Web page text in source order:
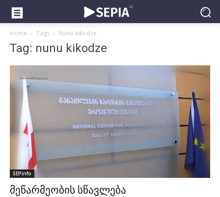
Home Tags Nunu kikodze
Tag: nunu kikodze
SEPinfo
მეწარმეობის სწავლება